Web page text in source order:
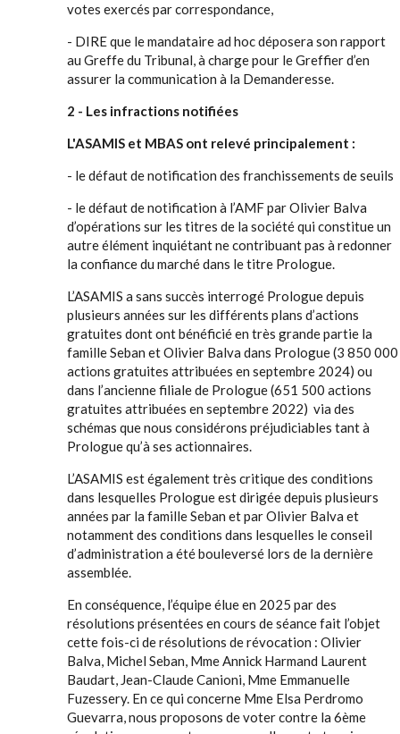
votes exercés par correspondance,
- DIRE que le mandataire ad hoc déposera son rapport
au Greffe du Tribunal, à charge pour le Greffier d’en
assurer la communication à la Demanderesse.
2 - Les infractions notifiées
L'ASAMIS et MBAS ont relevé principalement :
- le défaut de notification des franchissements de seuils
- le défaut de notification à l’AMF par Olivier Balva
d’opérations sur les titres de la société qui constitue un
autre élément inquiétant ne contribuant pas à redonner
la confiance du marché dans le titre Prologue.
L’ASAMIS a sans succès interrogé Prologue depuis
plusieurs années sur les différents plans d’actions
gratuites dont ont bénéficié en très grande partie la
famille Seban et Olivier Balva dans Prologue (3 850 000
actions gratuites attribuées en septembre 2024) ou
dans l’ancienne filiale de Prologue (651 500 actions
gratuites attribuées en septembre 2022) via des
schémas que nous considérons préjudiciables tant à
Prologue qu’à ses actionnaires.
L’ASAMIS est également très critique des conditions
dans lesquelles Prologue est dirigée depuis plusieurs
années par la famille Seban et par Olivier Balva et
notamment des conditions dans lesquelles le conseil
d’administration a été bouleversé lors de la dernière
assemblée.
En conséquence, l’équipe élue en 2025 par des
résolutions présentées en cours de séance fait l’objet
cette fois-ci de résolutions de révocation : Olivier
Balva, Michel Seban, Mme Annick Harmand Laurent
Baudart, Jean-Claude Canioni, Mme Emmanuelle
Fuzessery. En ce qui concerne Mme Elsa Perdromo
Guevarra, nous proposons de voter contre la 6ème